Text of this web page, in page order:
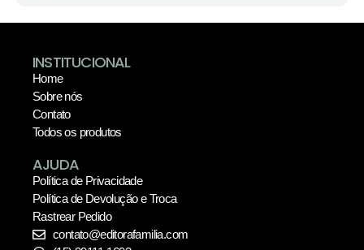
INSTITUCIONAL
Home
Sobre nós
Contato
Todos os produtos
AJUDA
Política de Privacidade
Política de Devolução e Troca
Rastrear Pedido
contato@editorafamilia.com